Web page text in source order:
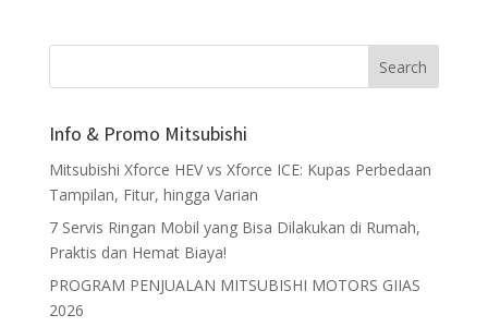
Info & Promo Mitsubishi
Mitsubishi Xforce HEV vs Xforce ICE: Kupas Perbedaan
Tampilan, Fitur, hingga Varian
7 Servis Ringan Mobil yang Bisa Dilakukan di Rumah,
Praktis dan Hemat Biaya!
PROGRAM PENJUALAN MITSUBISHI MOTORS GIIAS
2026